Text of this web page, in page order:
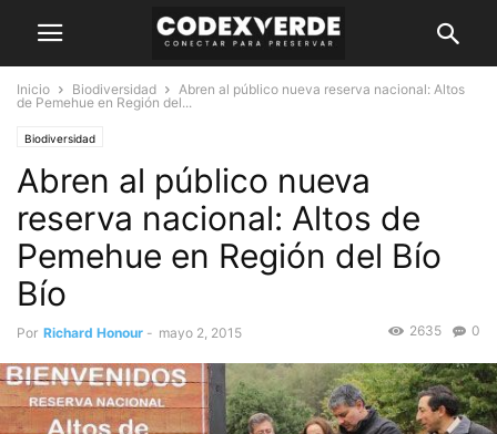
Inicio Biodiversidad
Abren al público nueva reserva nacional: Altos
de Pemehue en Región del...
Biodiversidad
Abren al público nueva
reserva nacional: Altos de
Pemehue en Región del Bío
Bío
Por Richard Honour - mayo 2, 2015 0
2635